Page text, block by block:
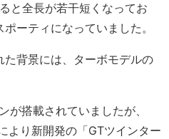
と全長が若干短くなってお
ーティになっていました。
背景には、ターボモデルの
が搭載されていましたが、
より新開発の「GTツインター